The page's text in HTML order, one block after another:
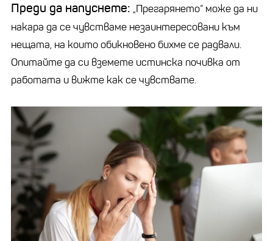
Преди да напуснете: „Прегарянето“ може да ни
накара да се чувстваме незаинтересовани към
нещата, на които обикновено бихме се радвали.
Опитайте да си вземете истинска почивка от
работата и вижте как се чувствате.